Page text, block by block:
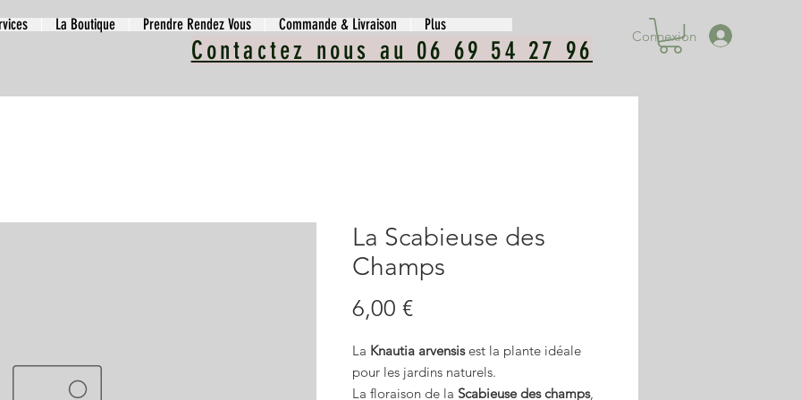
La Boutique Prendre Rendez Vous Commande & Livraison Plus
Connexion
Contactez nous au 06 69 54 27 96
La Scabieuse des
Champs
6,00 €Prix
La Knautia arvensisest la plante idéale
pour les jardins naturels.
La floraison de la Scabieuse des champs,